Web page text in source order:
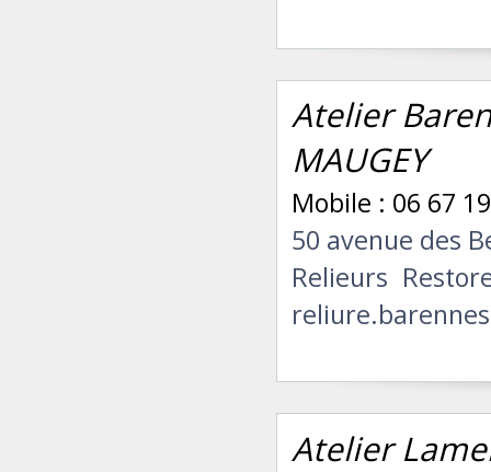
Atelier
MAUGEY
Mobile : 06 67
50 avenue des
Relieurs
Atelier